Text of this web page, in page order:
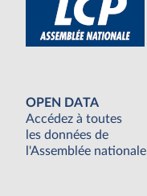
OPEN DATA
Accédez à toutes
les données de
l'Assemblée nationale